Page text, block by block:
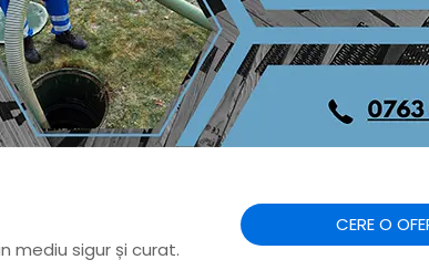
mediu sigur și curat.
CERE O